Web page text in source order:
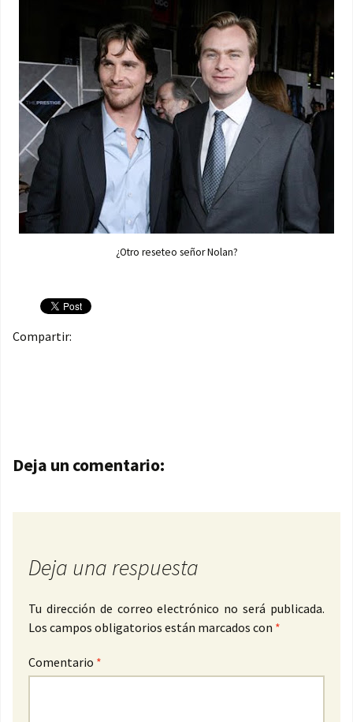
¿Otro reseteo señor Nolan?
Compartir:
Navegación de entradas
Deja un comentario:
Deja una respuesta
Tu dirección de correo electrónico no será publicada.
Los campos obligatorios están marcados con *
Comentario *